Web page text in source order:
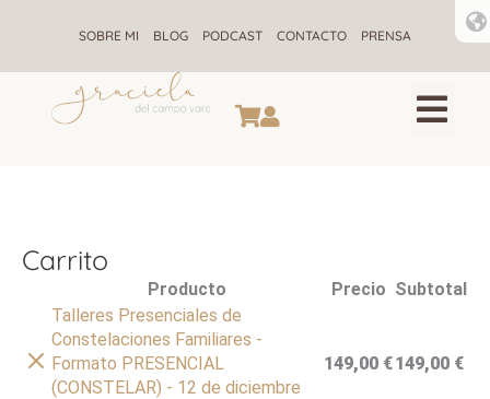
SOBRE MI BLOG PODCAST CONTACTO PRENSA
Carrito
artículo
Producto Precio Subtotal
Talleres Presenciales de
Constelaciones Familiares -
Formato PRESENCIAL
(CONSTELAR) - 12 de diciembre
149,00 €149,00 €